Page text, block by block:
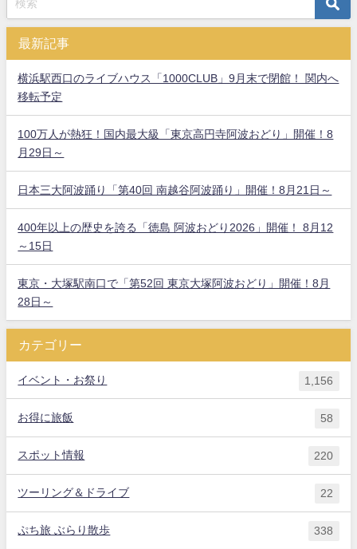
最新記事
横浜駅西口のライブハウス「1000CLUB」9月末で閉館！ 関内へ
移転予定
100万人が熱狂！国内最大級「東京高円寺阿波おどり」開催！8
月29日～
日本三大阿波踊り「第40回 南越谷阿波踊り」開催！8月21日～
400年以上の歴史を誇る「徳島 阿波おどり2026」開催！ 8月12
～15日
東京・大塚駅南口で「第52回 東京大塚阿波おどり」開催！8月
28日～
カテゴリー
イベント・お祭り 1,156
お得に旅飯 58
スポット情報 220
ツーリング＆ドライブ 22
ぷち旅 ぶらり散歩 338